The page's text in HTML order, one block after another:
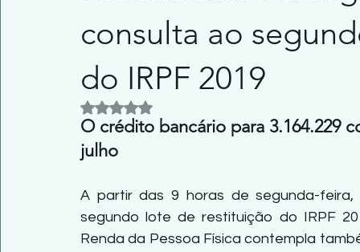
consulta ao
do IRPF 2019
Avaliado com NaN de 5 estrelas.
O crédito bancário para 3.164.229
julho
A partir das 9 horas de segunda-
segundo lote de restituição do IRPF
Renda da Pessoa Física contempla